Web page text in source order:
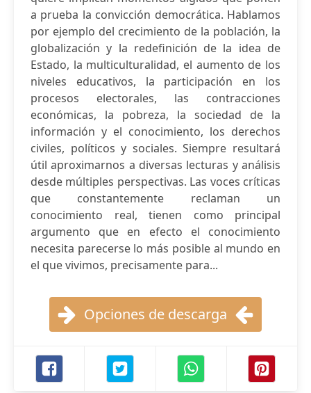
a prueba la convicción democrática. Hablamos
por ejemplo del crecimiento de la población, la
globalización y la redefinición de la idea de
Estado, la multiculturalidad, el aumento de los
niveles educativos, la participación en los
procesos electorales, las contracciones
económicas, la pobreza, la sociedad de la
información y el conocimiento, los derechos
civiles, políticos y sociales. Siempre resultará
útil aproximarnos a diversas lecturas y análisis
desde múltiples perspectivas. Las voces críticas
que constantemente reclaman un
conocimiento real, tienen como principal
argumento que en efecto el conocimiento
necesita parecerse lo más posible al mundo en
el que vivimos, precisamente para...
Opciones de descarga